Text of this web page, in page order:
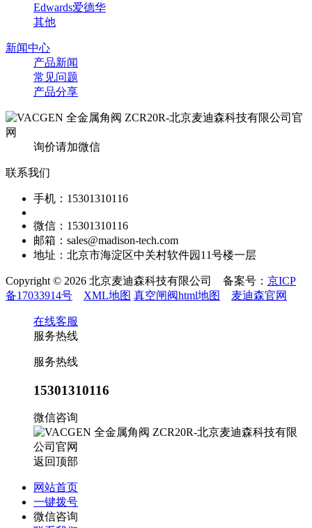
Edwards爱德华
其他
新闻中心
产品新闻
常见问题
产品分享
询价请加微信
联系我们
手机：15301310116
微信：15301310116
邮箱：sales@madison-tech.com
地址：北京市海淀区中关村软件园11号楼一层
Copyright © 2026 北京麦迪森科技有限公司 备案号： 京ICP
备17033914号
XML地图 真空闸阀html地图 麦迪森官网
在线客服
服务热线
服务热线
15301310116
微信咨询
返回顶部
网站首页
一键拨号
微信咨询